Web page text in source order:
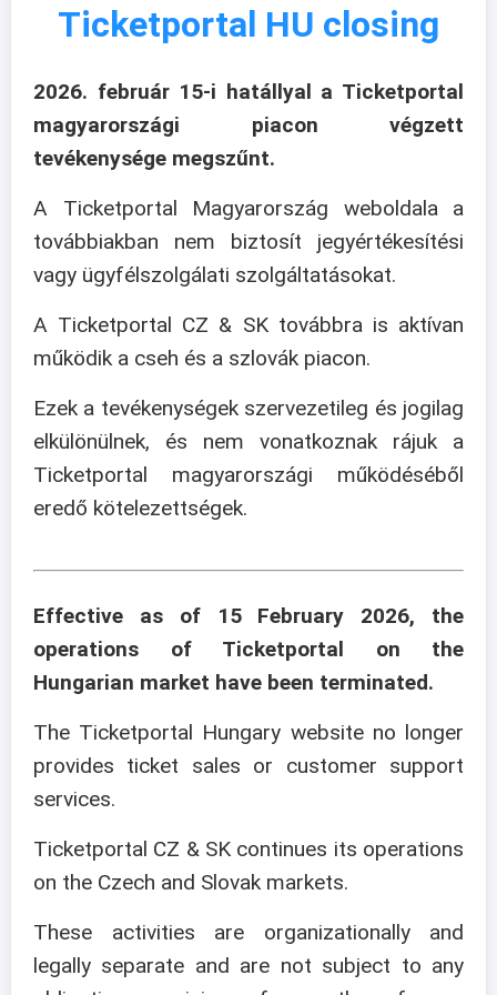
Ticketportal HU closing
2026. február 15-i hatállyal a Ticketportal
magyarországi piacon végzett
tevékenysége megszűnt.
A Ticketportal Magyarország weboldala a
továbbiakban nem biztosít jegyértékesítési
vagy ügyfélszolgálati szolgáltatásokat.
A Ticketportal CZ & SK továbbra is aktívan
működik a cseh és a szlovák piacon.
Ezek a tevékenységek szervezetileg és jogilag
elkülönülnek, és nem vonatkoznak rájuk a
Ticketportal magyarországi működéséből
eredő kötelezettségek.
Effective as of 15 February 2026, the
operations of Ticketportal on the
Hungarian market have been terminated.
The Ticketportal Hungary website no longer
provides ticket sales or customer support
services.
Ticketportal CZ & SK continues its operations
on the Czech and Slovak markets.
These activities are organizationally and
legally separate and are not subject to any